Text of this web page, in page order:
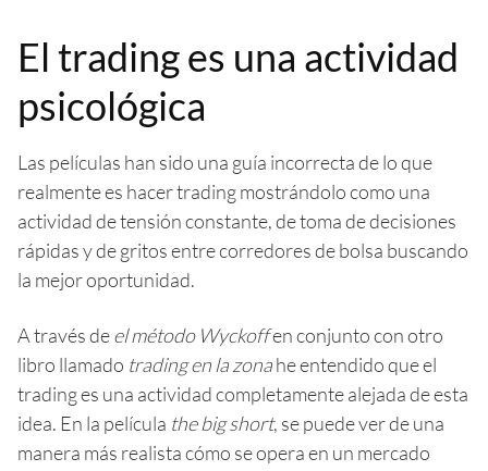
El trading es una actividad
psicológica
Las películas han sido una guía incorrecta de lo que
realmente es hacer trading mostrándolo como una
actividad de tensión constante, de toma de decisiones
rápidas y de gritos entre corredores de bolsa buscando
la mejor oportunidad.
A través deel método Wyckoffen conjunto con otro
libro llamado trading en la zonahe entendido que el
trading es una actividad completamente alejada de esta
idea. En la película the big short, se puede ver de una
manera más realista cómo se opera en un mercado